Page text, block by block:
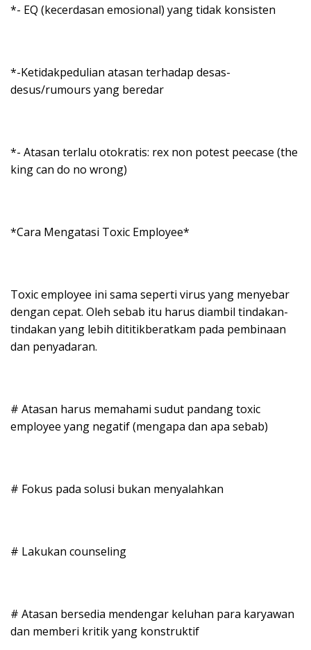
*- EQ (kecerdasan emosional) yang tidak konsisten
*-Ketidakpedulian atasan terhadap desas-
desus/rumours yang beredar
*- Atasan terlalu otokratis: rex non potest peecase (the
king can do no wrong)
*Cara Mengatasi Toxic Employee*
Toxic employee ini sama seperti virus yang menyebar
dengan cepat. Oleh sebab itu harus diambil tindakan-
tindakan yang lebih dititikberatkam pada pembinaan
dan penyadaran.
# Atasan harus memahami sudut pandang toxic
employee yang negatif (mengapa dan apa sebab)
# Fokus pada solusi bukan menyalahkan
# Lakukan counseling
# Atasan bersedia mendengar keluhan para karyawan
dan memberi kritik yang konstruktif